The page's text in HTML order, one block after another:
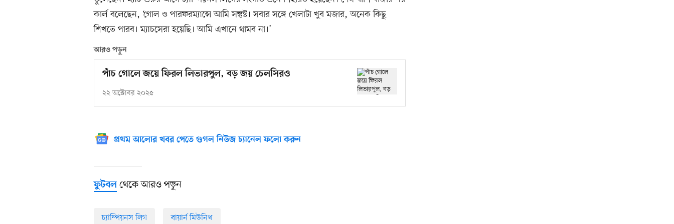
কার্ল বলেছেন, ‘গোল ও পারফরম্যান্সে আমি সন্তুষ্ট। সবার সঙ্গে খেলাটা খুব মজার, অনেক কিছু
শিখতে পারব। ম্যাচসেরা হয়েছি। আমি এখানে থামব না।’
আরও পড়ুন
পাঁচ গোলে জয়ে ফিরল লিভারপুল, বড় জয় চেলসিরও
২২ অক্টোবর ২০২৫
প্রথম আলোর খবর পেতে গুগল নিউজ চ্যানেল ফলো করুন
ফুটবল থেকে আরও পড়ুন
চ্যাম্পিয়নস লিগ বায়ার্ন মিউনিখ